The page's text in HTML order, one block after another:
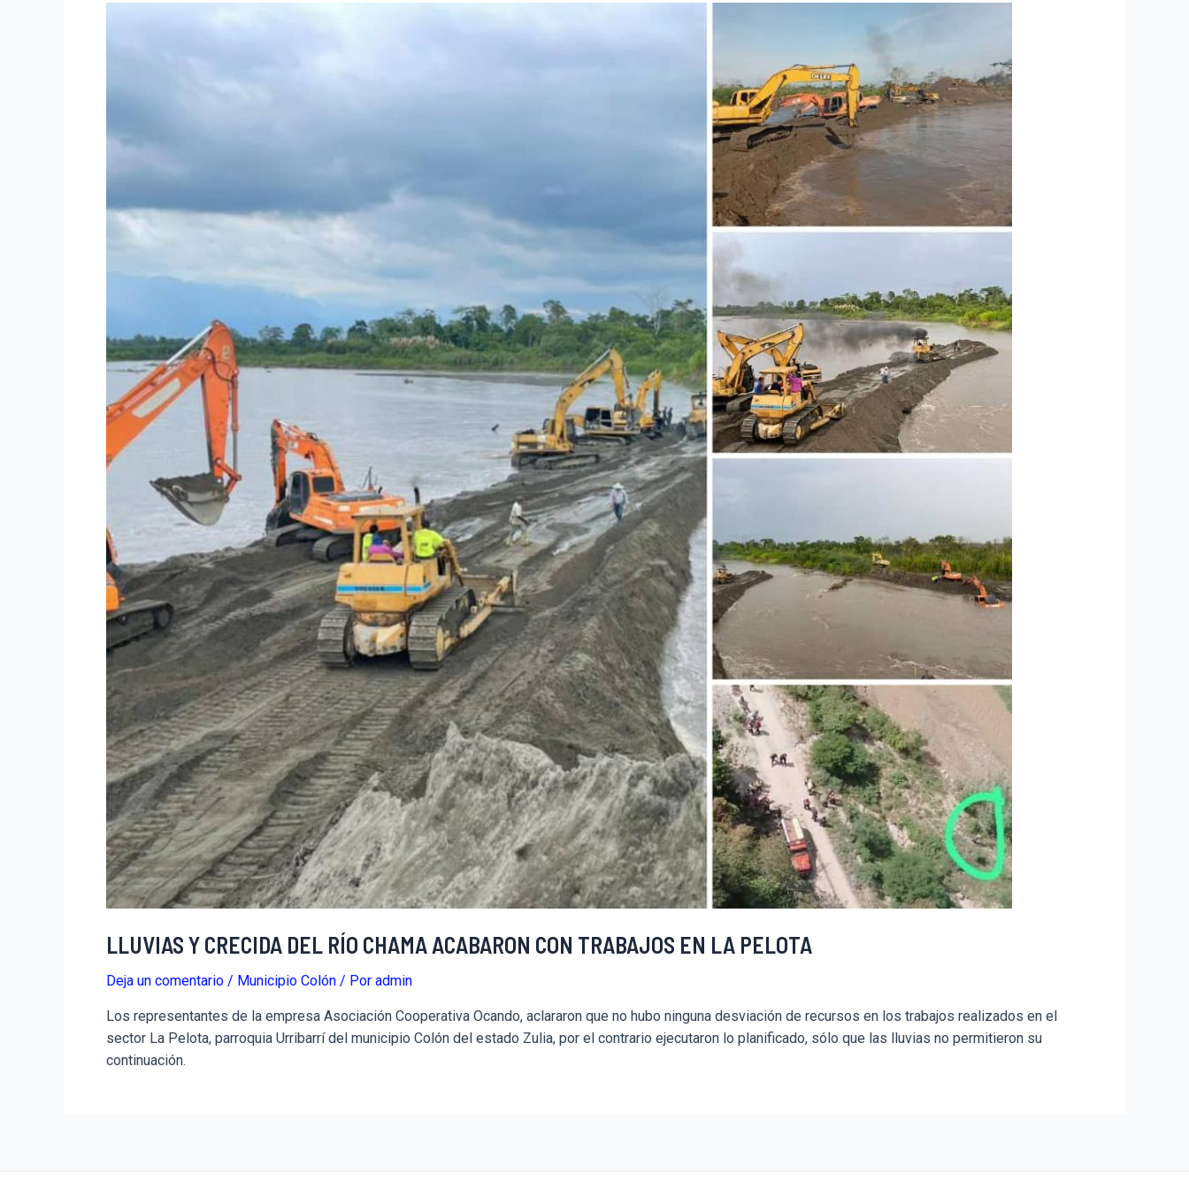
LLUVIAS Y CRECIDA DEL RÍO CHAMA ACABARON CON TRABAJOS EN LA PELOTA
Deja un comentario / Municipio Colón / Por admin
Los representantes de la empresa Asociación Cooperativa Ocando, aclararon que no hubo ninguna desviación de recursos en los trabajos realizados en el
sector La Pelota, parroquia Urribarrí del municipio Colón del estado Zulia, por el contrario ejecutaron lo planificado, sólo que las lluvias no permitieron su
continuación.